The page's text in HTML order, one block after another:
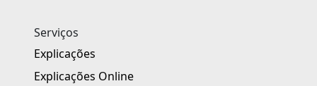
Serviços
Explicações
Explicações Online